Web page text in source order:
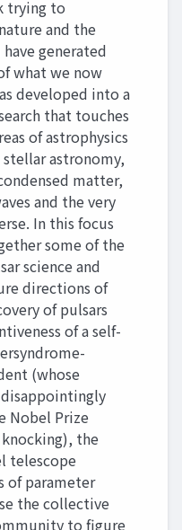
trying to
and the
generated
what we now
developed into a
that touches
of astrophysics
astronomy,
matter,
and the very
In this focus
some of the
science and
directions of
of pulsars
of a self-
(whose
Nobel Prize
the
telescope
of parameter
the collective
to figure